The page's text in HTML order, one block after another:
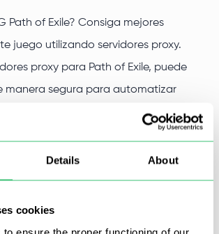
Details About
cookies
ensure the proper functioning of our
Path of Exile? Consiga mejores
juego utilizando servidores proxy.
proxy para Path of Exile, puede
manera segura para automatizar
simultáneamente una gran cantidad
muchos otros beneficios.
estará disponible para usted sin el
las cuentas del juego.
para Path of Exile en Proxy-Seller.